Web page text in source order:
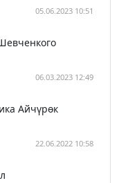
05.06.2023 10:51
06.03.2023 12:49
Айчүрөк
22.06.2022 10:58